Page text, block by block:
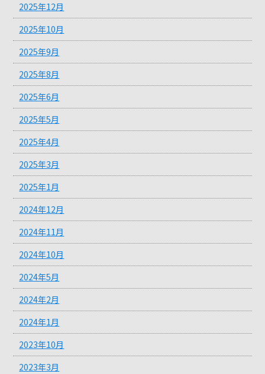
2025年12月
2025年10月
2025年9月
2025年8月
2025年6月
2025年5月
2025年4月
2025年3月
2025年1月
2024年12月
2024年11月
2024年10月
2024年5月
2024年2月
2024年1月
2023年10月
2023年3月